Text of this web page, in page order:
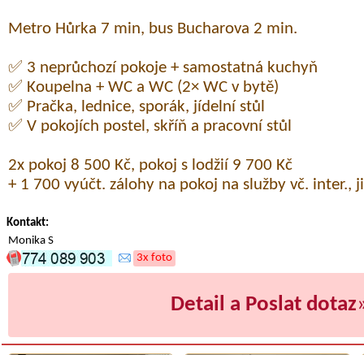
Metro Hůrka 7 min, bus Bucharova 2 min.
✅ 3 neprůchozí pokoje + samostatná kuchyň
✅ Koupelna + WC a WC (2× WC v bytě)
✅ Pračka, lednice, sporák, jídelní stůl
✅ V pokojích postel, skříň a pracovní stůl
2x pokoj 8 500 Kč, pokoj s lodžií 9 700 Kč
+ 1 700 vyúčt. zálohy na pokoj na služby vč. inter.,
Kontakt:
Monika S
3x foto
Detail a Poslat dotaz